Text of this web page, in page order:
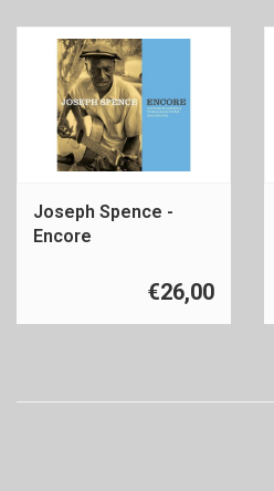
Joseph Spence -
Encore
€26,00